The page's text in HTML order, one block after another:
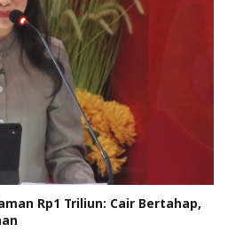
Rp1 Triliun: Cair Bertahap,